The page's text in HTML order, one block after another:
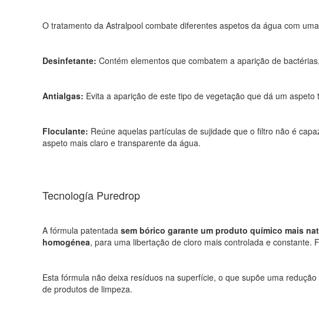
O tratamento da Astralpool combate diferentes aspetos da água com
Desinfetante: Contém elementos que combatem a aparição de
Antialgas: Evita a aparição de este tipo de vegetação que dá um aspeto
Floculante: Reúne aquelas partículas de sujidade que o filtro não é
aspeto mais claro e transparente da água.
Tecnología Puredrop
A fórmula patentada sem bórico garante um produto químico mais
homogénea, para uma libertação de cloro mais controlada e constante.
Esta fórmula não deixa resíduos na superfície, o que supõe uma
de produtos de limpeza.